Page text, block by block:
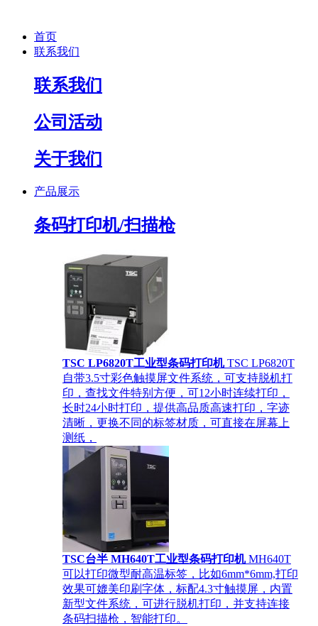
首页
联系我们
联系我们
公司活动
关于我们
产品展示
条码打印机/扫描枪
TSC LP6820T工业型条码打印机 TSC LP6820T
自带3.5寸彩色触摸屏文件系统，可支持脱机打
印，查找文件特别方便，可12小时连续打印，
长时24小时打印，提供高品质高速打印，字迹
清晰，更换不同的标签材质，可直接在屏幕上
测纸，
TSC台半 MH640T工业型条码打印机 MH640T
可以打印微型耐高温标签，比如6mm*6mm,打印
效果可媲美印刷字体，标配4.3寸触摸屏，内置
新型文件系统，可进行脱机打印，并支持连接
条码扫描枪，智能打印。